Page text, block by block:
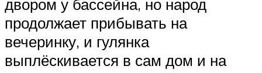
двором у бассейна, но народ
продолжает прибывать на
вечеринку, и гулянка
выплёскивается в сам дом и на